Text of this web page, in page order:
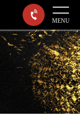
MENU